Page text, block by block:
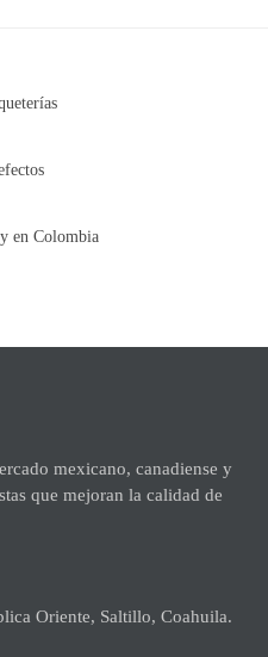
en Colombia
mexicano, canadiense y
que mejoran la calidad de
Oriente, Saltillo, Coahuila.